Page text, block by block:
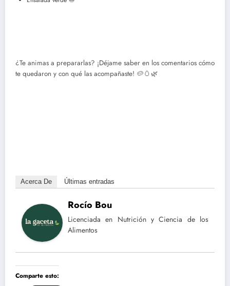
¿Te animas a prepararlas? ¡Déjame saber en los comentarios cómo
te quedaron y con qué las acompañaste! 🥔🥚🌿
Acerca De Últimas entradas
Rocío Bou
Licenciada en Nutrición y Ciencia de los
Alimentos
Comparte esto: